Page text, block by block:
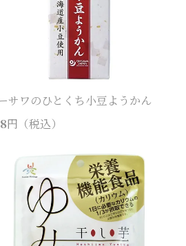
サワのひとくち小豆ようかん
円（税込）